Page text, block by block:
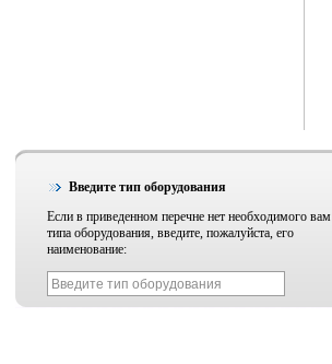
Введите тип оборудования
Если в приведенном перечне нет необходимого вам
типа оборудования, введите, пожалуйста, его
наименование: